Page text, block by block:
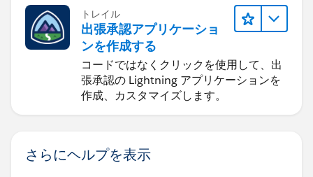
トレイル
出張承認アプリケーショ
ンを作成する
コードではなくクリックを使用して、出
張承認の Lightning アプリケーションを
作成、カスタマイズします。
さらにヘルプを表示